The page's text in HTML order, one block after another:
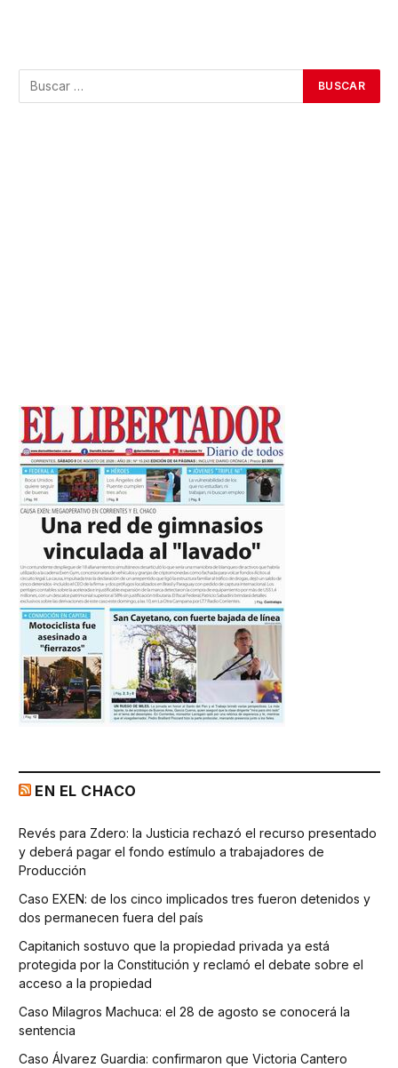
EN EL CHACO
Revés para Zdero: la Justicia rechazó el recurso presentado
y deberá pagar el fondo estímulo a trabajadores de
Producción
Caso EXEN: de los cinco implicados tres fueron detenidos y
dos permanecen fuera del país
Capitanich sostuvo que la propiedad privada ya está
protegida por la Constitución y reclamó el debate sobre el
acceso a la propiedad
Caso Milagros Machuca: el 28 de agosto se conocerá la
sentencia
Caso Álvarez Guardia: confirmaron que Victoria Cantero